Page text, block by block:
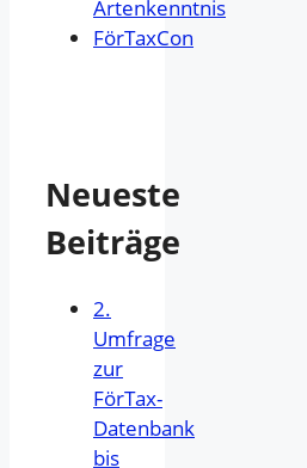
Artenkenntnis
FörTaxCon
Neueste
Beiträge
2.
Umfrage
zur
FörTax-
Datenbank
bis